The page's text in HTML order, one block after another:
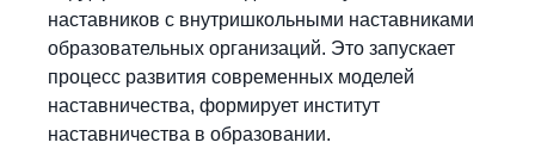
наставников с внутришкольными наставниками
образовательных организаций. Это запускает
процесс развития современных моделей
наставничества, формирует институт
наставничества в образовании.